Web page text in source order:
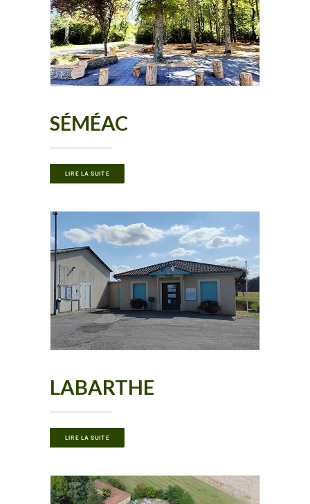
SÉMÉAC
LIRE LA SUITE
LABARTHE
LIRE LA SUITE